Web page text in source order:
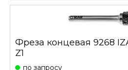
Фреза концевая 9268
Z1
по запросу